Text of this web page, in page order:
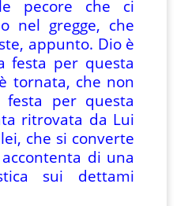
pecore che ci
nel gregge, che
appunto. Dio è
festa per questa
tornata, che non
per questa
ritrovata da Lui
che si converte
di una
sui dettami